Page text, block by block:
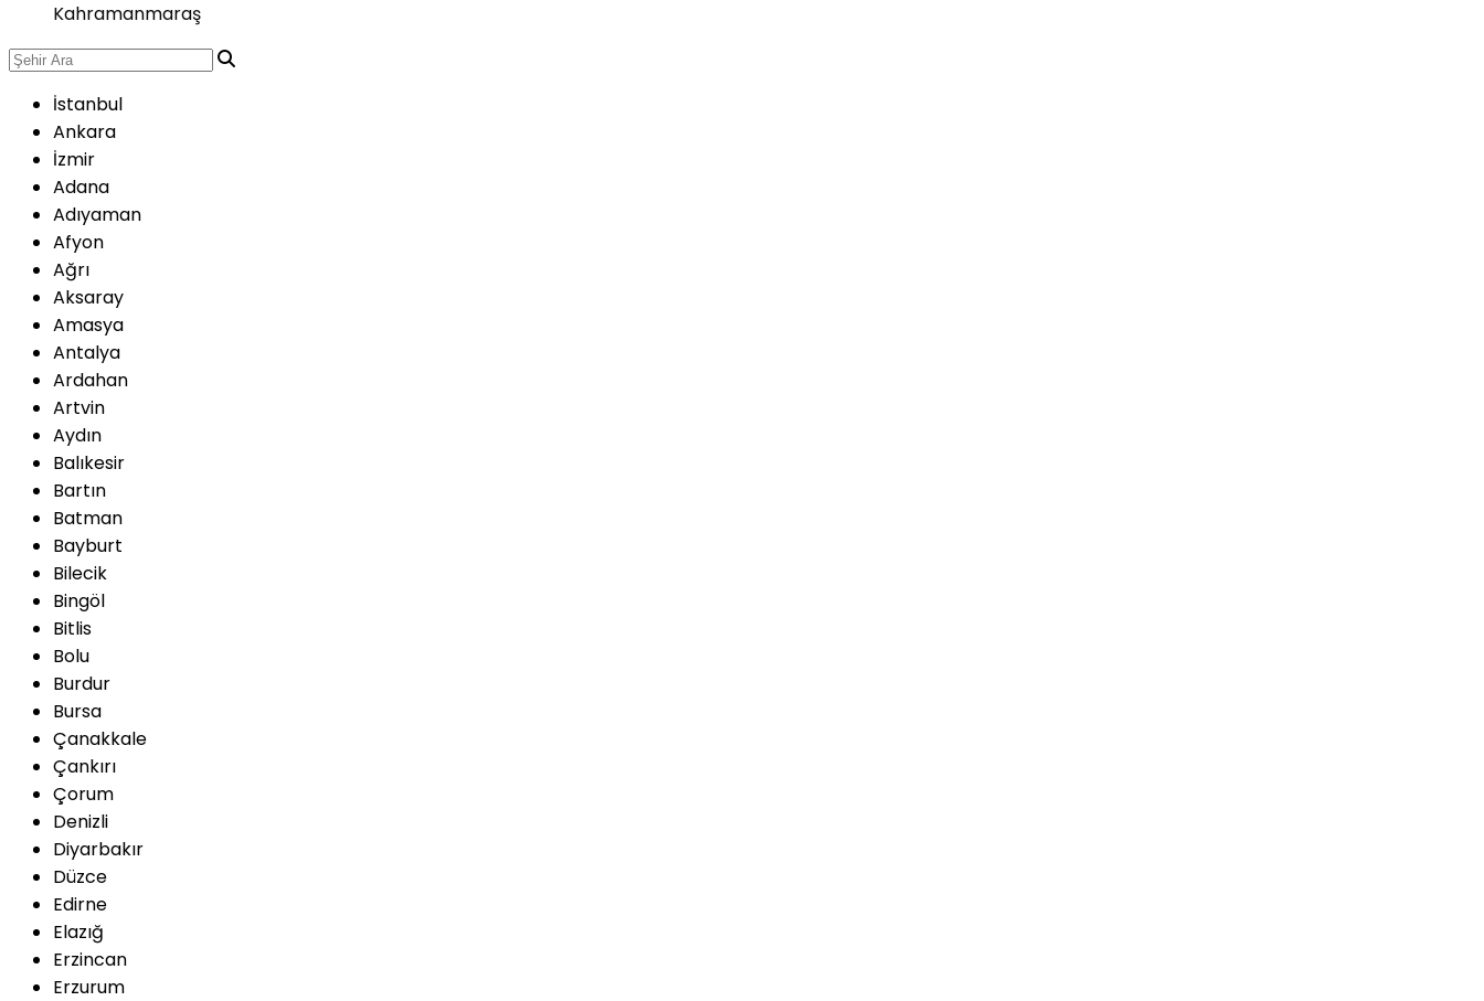
Kahramanmaraş
İstanbul
Ankara
İzmir
Adana
Adıyaman
Afyon
Ağrı
Aksaray
Amasya
Antalya
Ardahan
Artvin
Aydın
Balıkesir
Bartın
Batman
Bayburt
Bilecik
Bingöl
Bitlis
Bolu
Burdur
Bursa
Çanakkale
Çankırı
Çorum
Denizli
Diyarbakır
Düzce
Edirne
Elazığ
Erzincan
Erzurum